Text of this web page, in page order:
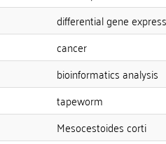
differential gene
cancer
bioinformatics analysis
tapeworm
Mesocestoides corti